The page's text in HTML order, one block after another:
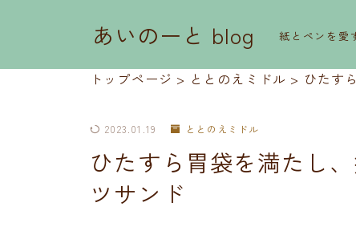
あいのーと blog 紙とペンを愛
トップページ > ととのえミドル > ひたす
2023.01.19 ととのえミドル
ひたすら胃袋を満たし
ツサンド